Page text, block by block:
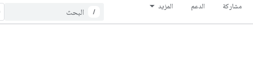
مشاركة الدعم المزيد
/